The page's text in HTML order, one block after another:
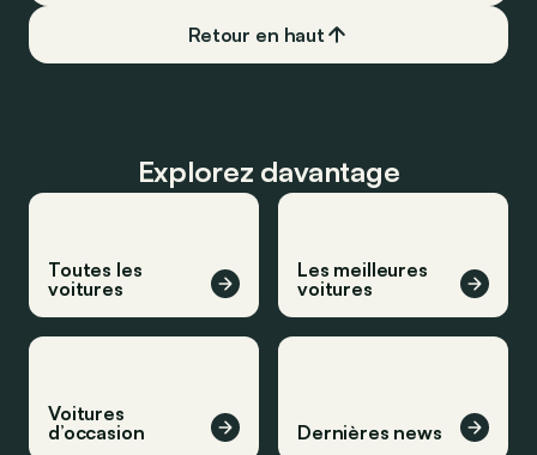
Retour en haut
Explorez davantage
Toutes les
voitures
Les meilleures
voitures
Voitures
d’occasion
Dernières news